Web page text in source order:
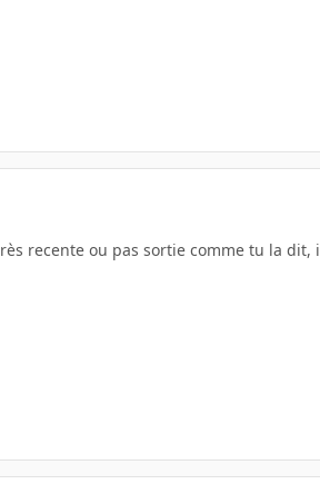
recente ou pas sortie comme tu la